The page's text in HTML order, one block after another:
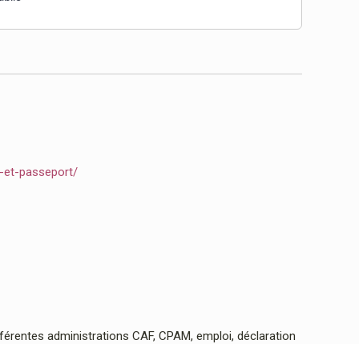
et-passeport/
administrations CAF, CPAM, emploi, déclaration